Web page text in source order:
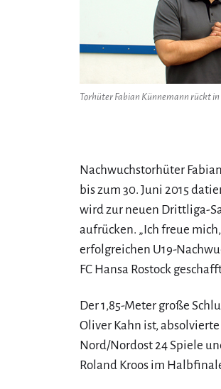
Torhüter Fabian Künnemann rückt in
Nachwuchstorhüter
bis zum 30. Juni 2015
wird zur neuen Drittliga-
aufrücken. „Ich freue
erfolgreichen U19-
FC Hansa Rostock
Der 1,85-Meter große
Oliver Kahn ist,
Nord/Nordost 24 Spiele
Roland Kroos im